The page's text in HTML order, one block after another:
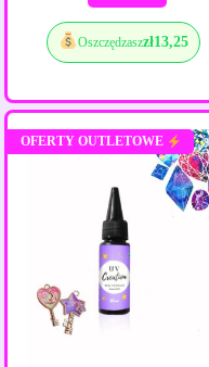
Oszczędzaszzł13,25
OFERTY OUTLETOWE